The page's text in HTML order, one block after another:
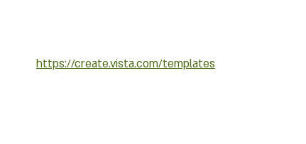
https://create.vista.com/templates